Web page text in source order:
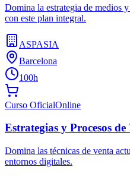
Domina la estrategia de medios
con este plan integral.
ASPASIA
Barcelona
100h
Curso OficialOnline
Estrategias y Procesos
Domina las técnicas de venta
entornos digitales.